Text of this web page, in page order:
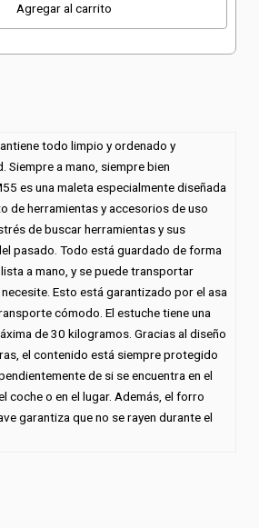
Agregar al carrito
todo limpio y ordenado y
Siempre a mano, siempre bien
es una maleta especialmente diseñada
de herramientas y accesorios de uso
de buscar herramientas y sus
pasado. Todo está guardado de forma
a mano, y se puede transportar
Esto está garantizado por el asa
cómodo. El estuche tiene una
de 30 kilogramos. Gracias al diseño
el contenido está siempre protegido
de si se encuentra en el
coche o en el lugar. Además, el forro
garantiza que no se rayen durante el